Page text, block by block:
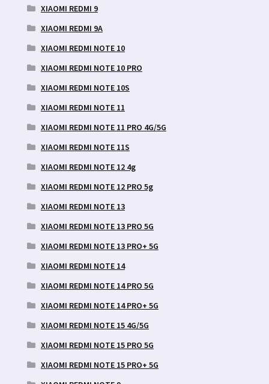
XIAOMI REDMI 9
XIAOMI REDMI 9A
XIAOMI REDMI NOTE 10
XIAOMI REDMI NOTE 10 PRO
XIAOMI REDMI NOTE 10S
XIAOMI REDMI NOTE 11
XIAOMI REDMI NOTE 11 PRO 4G/5G
XIAOMI REDMI NOTE 11S
XIAOMI REDMI NOTE 12 4g
XIAOMI REDMI NOTE 12 PRO 5g
XIAOMI REDMI NOTE 13
XIAOMI REDMI NOTE 13 PRO 5G
XIAOMI REDMI NOTE 13 PRO+ 5G
XIAOMI REDMI NOTE 14
XIAOMI REDMI NOTE 14 PRO 5G
XIAOMI REDMI NOTE 14 PRO+ 5G
XIAOMI REDMI NOTE 15 4G/5G
XIAOMI REDMI NOTE 15 PRO 5G
XIAOMI REDMI NOTE 15 PRO+ 5G